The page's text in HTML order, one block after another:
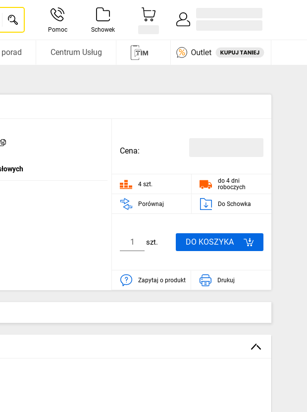
Pomoc Schowek
Centrum Usług
Cena:
4 szt.
do 4 dni
roboczych
Porównaj Do Schowka
szt. DO KOSZYKA
Zapytaj o produkt Drukuj